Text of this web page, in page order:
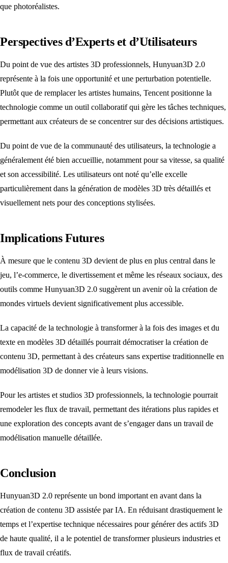
que photoréalistes.
Perspectives d’Experts et d’Utilisateurs
Du point de vue des artistes 3D professionnels, Hunyuan3D 2.0
représente à la fois une opportunité et une perturbation potentielle.
Plutôt que de remplacer les artistes humains, Tencent positionne la
technologie comme un outil collaboratif qui gère les tâches techniques,
permettant aux créateurs de se concentrer sur des décisions artistiques.
Du point de vue de la communauté des utilisateurs, la technologie a
généralement été bien accueillie, notamment pour sa vitesse, sa qualité
et son accessibilité. Les utilisateurs ont noté qu’elle excelle
particulièrement dans la génération de modèles 3D très détaillés et
visuellement nets pour des conceptions stylisées.
Implications Futures
À mesure que le contenu 3D devient de plus en plus central dans le
jeu, l’e-commerce, le divertissement et même les réseaux sociaux, des
outils comme Hunyuan3D 2.0 suggèrent un avenir où la création de
mondes virtuels devient significativement plus accessible.
La capacité de la technologie à transformer à la fois des images et du
texte en modèles 3D détaillés pourrait démocratiser la création de
contenu 3D, permettant à des créateurs sans expertise traditionnelle en
modélisation 3D de donner vie à leurs visions.
Pour les artistes et studios 3D professionnels, la technologie pourrait
remodeler les flux de travail, permettant des itérations plus rapides et
une exploration des concepts avant de s’engager dans un travail de
modélisation manuelle détaillée.
Conclusion
Hunyuan3D 2.0 représente un bond important en avant dans la
création de contenu 3D assistée par IA. En réduisant drastiquement le
temps et l’expertise technique nécessaires pour générer des actifs 3D
de haute qualité, il a le potentiel de transformer plusieurs industries et
flux de travail créatifs.